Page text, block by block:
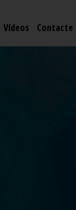
Vídeos Contacte